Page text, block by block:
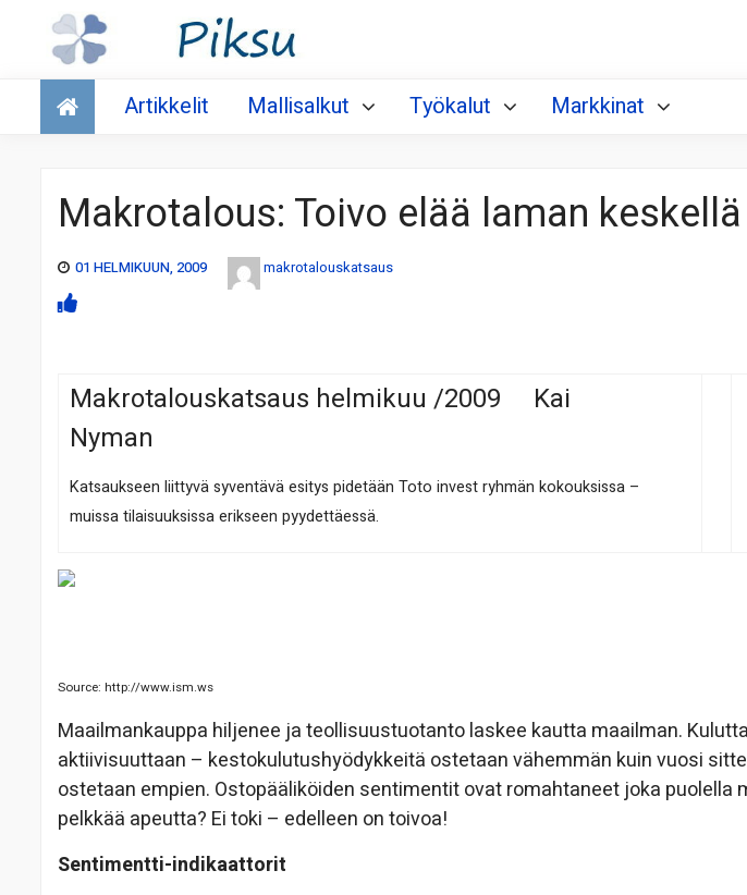
Talous
Artikkelit Mallisalkut Työkalut Markkinat
Makrotalous: Toivo elää laman keskellä
01 HELMIKUUN, 2009 makrotalouskatsaus
Makrotalouskatsaus helmikuu /2009 Kai
Nyman
Katsaukseen liittyvä syventävä esitys pidetään Toto invest ryhmän kokouksissa –
muissa tilaisuuksissa erikseen pyydettäessä.
Source: http://www.ism.ws
Maailmankauppa hiljenee ja teollisuustuotanto laskee kautta maailman.
aktiivisuuttaan – kestokulutushyödykkeitä ostetaan vähemmän kuin vuosi
ostetaan empien. Ostopääliköiden sentimentit ovat romahtaneet joka puolella
pelkkää apeutta? Ei toki – edelleen on toivoa!
Sentimentti-indikaattorit